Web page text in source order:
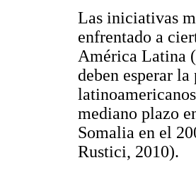
Las iniciativas
enfrentado a
América Latina
deben esperar
mediano plazo
Somalia en el
Rustici, 2010).